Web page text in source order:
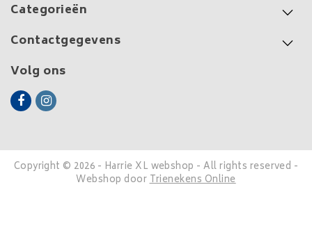
Categorieën
Contactgegevens
Volg ons
Copyright © 2026 - Harrie XL webshop - All rights reserved -
Webshop doorTrienekens Online